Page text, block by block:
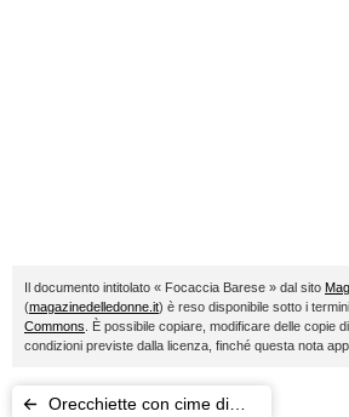
Il documento intitolato « Focaccia Barese » dal sito
(magazinedelledonne.it) è reso disponibile sotto i
Commons . È possibile copiare, modificare delle copie
condizioni previste dalla licenza, finché questa nota
Orecchiette con cime di